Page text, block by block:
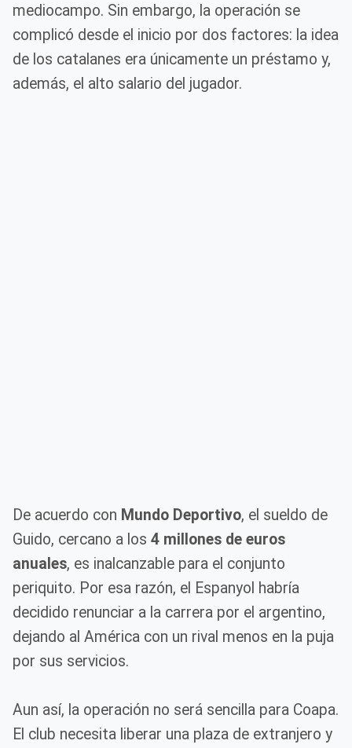
mediocampo. Sin embargo, la operación se
complicó desde el inicio por dos factores: la idea
de los catalanes era únicamente un préstamo y,
además, el alto salario del jugador.
De acuerdo con Mundo Deportivo, el sueldo de
Guido, cercano a los 4 millones de euros
anuales, es inalcanzable para el conjunto
periquito. Por esa razón, el Espanyol habría
decidido renunciar a la carrera por el argentino,
dejando al América con un rival menos en la puja
por sus servicios.
Aun así, la operación no será sencilla para Coapa.
El club necesita liberar una plaza de extranjero y